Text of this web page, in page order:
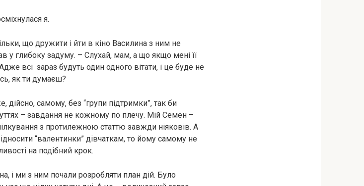
я.
що дружити і йти в кіно Василина з ним не
у глибоку задуму. – Слухай, мам, а що якщо мені її
всі зараз будуть один одного вітати, і це буде не
як ти думаєш?
дійсно, самому, без “групи підтримки”, так би
– завдання не кожному по плечу. Мій Семен –
з протилежною статтю завжди ніяковів. А
“валентинки” дівчаткам, то йому самому не
на подібний крок.
і ми з ним почали розробляти план дій. Було